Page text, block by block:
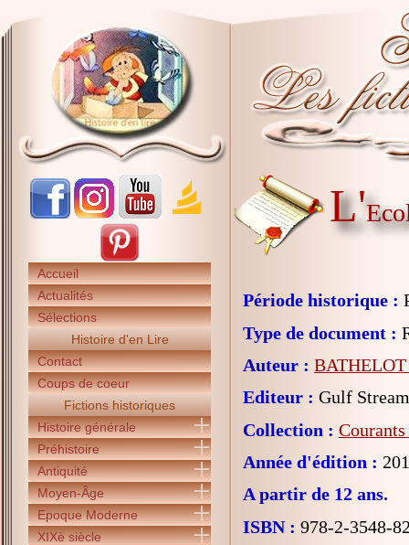
Accueil
Actualités
Sélections
Histoire d'en Lire
Contact
Coups de coeur
Fictions historiques
Histoire générale
Préhistoire
Antiquité
Moyen-Âge
Epoque Moderne
XIXè siècle
L'
Période historique :
Type de document :
Auteur :
Editeur : Gulf Stream
Collection :
Année d'édition :
A partir de 12 ans.
ISBN : 978-2-3548-